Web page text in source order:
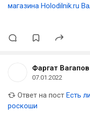
магазина Holodilnik.ru
Фаргат Вагапов
07.01.2022
Ответ на пост Есть
роскоши